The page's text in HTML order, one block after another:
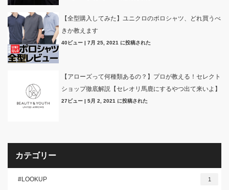
【全型購入してみた】ユニクロのポロシャツ、どれ買うべ
きか教えます
40ビュー | 7月 25, 2021 に投稿された
【アローズって何種類あるの？】プロが教える！セレクト
ショップ徹底解説【セレオリ馬鹿にするやつ出て来いよ】
27ビュー | 5月 2, 2021 に投稿された
カテゴリー
#LOOKUP 1